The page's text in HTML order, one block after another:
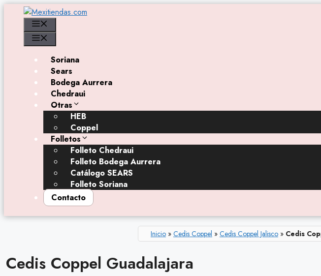
contenido
Soriana
Sears
Bodega Aurrera
Chedraui
Otras
HEB
Coppel
Folletos
Folleto Chedraui
Folleto Bodega Aurrera
Catálogo SEARS
Folleto Soriana
Contacto
Inicio » Cedis Coppel » Cedis Coppel Jalisco » Cedis
Cedis Coppel Guadalajara